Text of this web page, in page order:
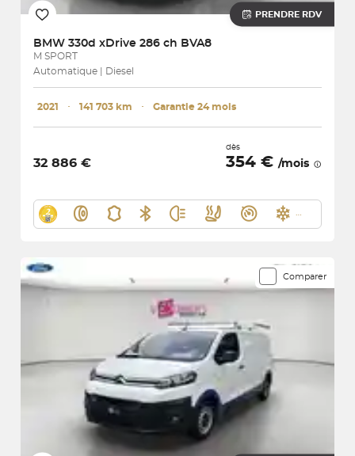
PRENDRE RDV
BMW 330d xDrive 286 ch BVA8
M SPORT
Automatique | Diesel
2021 ･ 141 703 km ･ Garantie 24 mois
32 886 €
dès
354 € /mois
Comparer